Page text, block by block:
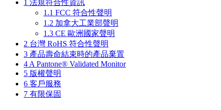
1 法規符合性資訊
1.1 FCC 符合性聲明
1.2 加拿大工業部聲明
1.3 CE 歐洲國家聲明
2 台灣 RoHS 符合性聲明
3 產品壽命結束時的產品棄置
4 A Pantone® Validated Monitor
5 版權聲明
6 客戶服務
7 有限保固